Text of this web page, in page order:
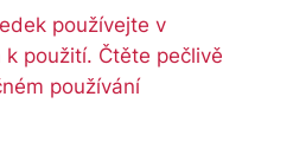
používejte v
použití. Čtěte pečlivě
používání